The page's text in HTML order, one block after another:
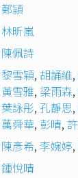
鄭頴
林昕嵐
陳佩詩
黎雪穎,胡誦維,
黃雪雅, 梁雨森,
葉詠彤,孔靜思,
萬舜華, 彭晴,
陳彥希,李婉婷,
鍾悅晴